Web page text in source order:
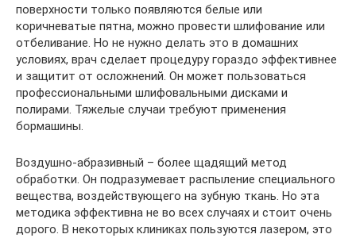
поверхности только появляются белые или
коричневатые пятна, можно провести шлифование или
отбеливание. Но не нужно делать это в домашних
условиях, врач сделает процедуру гораздо эффективнее
и защитит от осложнений. Он может пользоваться
профессиональными шлифовальными дисками и
полирами. Тяжелые случаи требуют применения
бормашины.
Воздушно-абразивный – более щадящий метод
обработки. Он подразумевает распыление специального
вещества, воздействующего на зубную ткань. Но эта
методика эффективна не во всех случаях и стоит очень
дорого. В некоторых клиниках пользуются лазером, это